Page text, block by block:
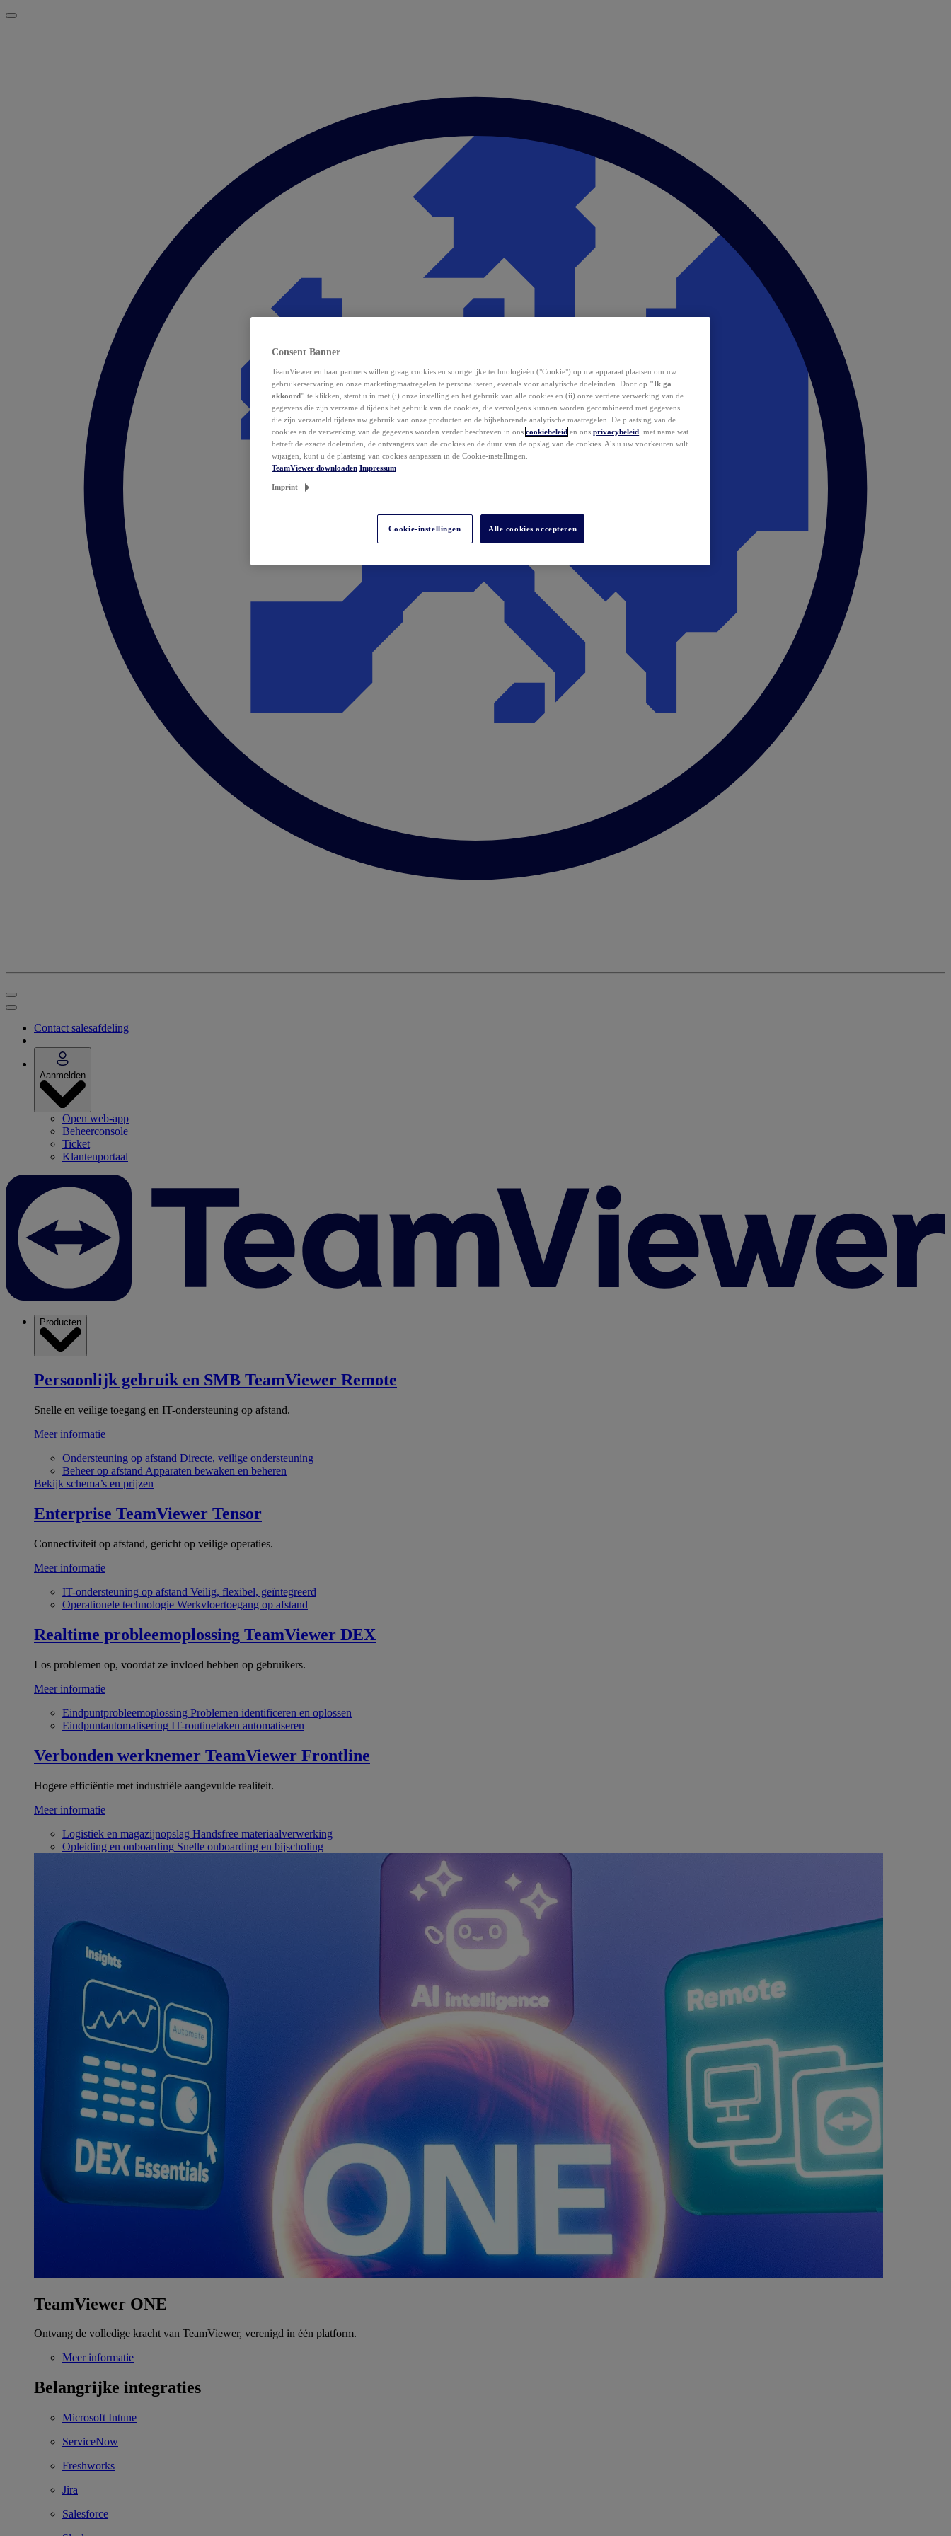
Contact salesafdeling
Aanmelden
Open web-app
Beheerconsole
Ticket
Klantenportaal
Producten
Persoonlijk gebruik en SMB TeamViewer Remote
Snelle en veilige toegang en IT-ondersteuning op afstand.
Meer informatie
Ondersteuning op afstand Directe, veilige ondersteuning
Beheer op afstand Apparaten bewaken en beheren
Bekijk schema’s en prijzen
Enterprise TeamViewer Tensor
Connectiviteit op afstand, gericht op veilige operaties.
Meer informatie
IT-ondersteuning op afstand Veilig, flexibel, geïntegreerd
Operationele technologie Werkvloertoegang op afstand
Realtime probleemoplossing TeamViewer DEX
Los problemen op, voordat ze invloed hebben op gebruikers.
Meer informatie
Eindpuntprobleemoplossing Problemen identificeren en oplossen
Eindpuntautomatisering IT-routinetaken automatiseren
Verbonden werknemer TeamViewer Frontline
Hogere efficiëntie met industriële aangevulde realiteit.
Meer informatie
Logistiek en magazijnopslag Handsfree materiaalverwerking
Opleiding en onboarding Snelle onboarding en bijscholing
TeamViewer ONE
Ontvang de volledige kracht van TeamViewer, verenigd in één platform.
Meer informatie
Belangrijke integraties
Microsoft Intune
ServiceNow
Freshworks
Jira
Salesforce
Consent Banner
TeamViewer en haar partners willen graag cookies en soortgelijke technologieën ("Cookie") op uw apparaat plaatsen om uw
gebruikerservaring en onze marketingmaatregelen te personaliseren, evenals voor analytische doeleinden. Door op "Ik ga
akkoord" te klikken, stemt u in met (i) onze instelling en het gebruik van alle cookies en (ii) onze verdere verwerking van de
gegevens die zijn verzameld tijdens het gebruik van de cookies, die vervolgens kunnen worden gecombineerd met gegevens
die zijn verzameld tijdens uw gebruik van onze producten en de bijbehorende analytische maatregelen. De plaatsing van de
cookies en de verwerking van de gegevens worden verder beschreven in ons cookiebeleid en ons privacybeleid , met name wat
betreft de exacte doeleinden, de ontvangers van de cookies en de duur van de opslag van de cookies. Als u uw voorkeuren wilt
wijzigen, kunt u de plaatsing van cookies aanpassen in de Cookie-instellingen.
TeamViewer downloaden Impressum
Imprint
Cookie-instellingen Alle cookies accepteren